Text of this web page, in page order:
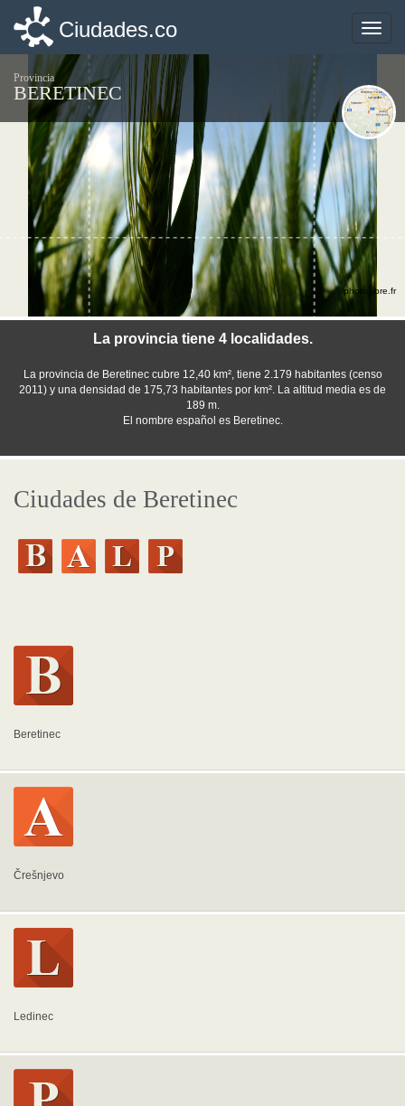
Toggle
Ciudades.co
Provincia
BERETINEC
La provincia tiene 4 localidades.
La provincia de Beretinec cubre 12,40 km², tiene 2.179 habitantes (censo
2011) y una densidad de 175,73 habitantes por km². La altitud media es de
189 m.
El nombre español es Beretinec.
©photo-libre.fr
Ciudades de Beretinec
Beretinec
Črešnjevo
Ledinec
Toggle
Ciudades.co